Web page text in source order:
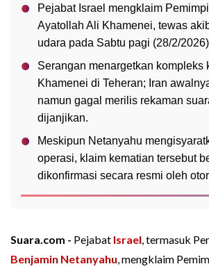
Pejabat Israel mengklaim
Ayatollah Ali Khamenei, tewas
udara pada Sabtu pagi (28/2/
Serangan menargetkan kompleks
Khamenei di Teheran; Iran
namun gagal merilis rekaman
dijanjikan.
Meskipun Netanyahu
operasi, klaim kematian tersebut
dikonfirmasi secara resmi oleh
Suara.com - Pejabat Israel, termasuk
Benjamin Netanyahu, mengklaim